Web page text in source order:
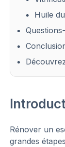
Huile
Rénover un
grandes